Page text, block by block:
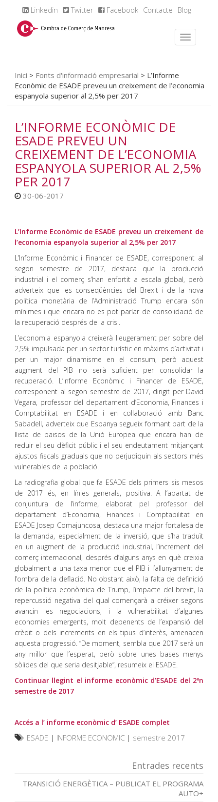
Linkedin Twitter Facebook Contacte Blog
Inici > Fonts d'informació empresarial > L’Informe
Econòmic de ESADE preveu un creixement de l’economia
espanyola superior al 2,5% per 2017
L’INFORME ECONÒMIC DE
ESADE PREVEU UN
CREIXEMENT DE L’ECONOMIA
ESPANYOLA SUPERIOR AL 2,5%
PER 2017
30-06-2017
L’Informe Econòmic de ESADE preveu un creixement de
l’economia espanyola superior al 2,5% per 2017
L’Informe Econòmic i Financer de ESADE, corresponent al
segon semestre de 2017, destaca que la producció
industrial i el comerç s’han enfortit a escala global, però
adverteix que les conseqüències del Brexit i de la nova
política monetària de l’Administració Trump encara són
mínimes i que encara no es pot parlar de consolidació de
la recuperació després de la crisi.
L’economia espanyola creixerà lleugerament per sobre del
2,5% impulsada per un sector turístic en màxims d’activitat i
per un major dinamisme en el consum, però aquest
augment del PIB no serà suficient per consolidar la
recuperació. L’Informe Econòmic i Financer de ESADE,
corresponent al segon semestre de 2017, dirigit per David
Vegara, professor del departament d’Economia, Finances i
Comptabilitat en ESADE i en col·laboració amb Banc
Sabadell, adverteix que Espanya segueix formant part de la
llista de països de la Unió Europea que encara han de
reduir el seu dèficit públic i el seu endeutament mitjançant
ajustos fiscals graduals que no perjudiquin als sectors més
vulnerables de la població.
La radiografia global que fa ESADE dels primers sis mesos
de 2017 és, en línies generals, positiva. A l’apartat de
conjuntura de l’informe, elaborat pel professor del
departament d’Economia, Finances i Comptabilitat en
ESADE Josep Comajuncosa, destaca una major fortalesa de
la demanda, especialment de la inversió, que s’ha traduït
en un augment de la producció industrial, l’increment del
comerç internacional, després d’alguns anys en què creixia
globalment a una taxa menor que el PIB i l’allunyament de
l’ombra de la deflació. No obstant això, la falta de definició
de la política econòmica de Trump, l’impacte del brexit, la
repercussió negativa del qual començarà a créixer segons
avancin les negociacions, i la vulnerabilitat d’algunes
economies emergents, molt depenents de l’expansió del
crèdit o dels increments en els tipus d’interès, amenacen
aquesta progressió. “De moment, sembla que 2017 serà un
any millor que l’esperat, però sobre unes bases menys
sòlides del que seria desitjable”, resumeix el ESADE.
Continuar llegint el informe econòmic d’ESADE del 2ºn
semestre de 2017
Accés a l’ informe econòmic d’ ESADE complet
ESADE | INFORME ECONOMIC | semestre 2017
Entrades recents
TRANSICIÓ ENERGÈTICA – PUBLICAT EL PROGRAMA
AUTO+